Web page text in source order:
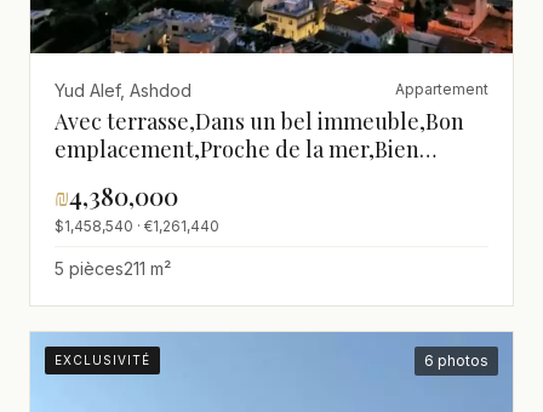
Yud Alef, Ashdod Appartement
Avec terrasse,Dans un bel immeuble,Bon
emplacement,Proche de la mer,Bien
appartement,Magnifique
₪4,380,000
$1,458,540 · €1,261,440
5 pièces211 m²
EXCLUSIVITÉ 6 photos